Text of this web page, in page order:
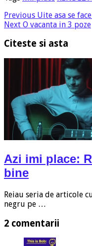
Previous Uite asa se
Next O vacanta in 3 poze
Citeste si asta
Azi imi place:
bine
Reiau seria de articole
negru pe …
2 comentarii